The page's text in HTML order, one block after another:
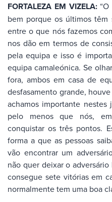
FORTALEZA EM VIZELA:“O
bem porque os últimos
entre o que nós fazemos
nos dão em termos de
pela equipa e isso é
equipa camaleónica. Se
fora, ambos em casa de
desfasamento grande,
achamos importante
pelo menos que nós,
conquistar os três pontos.
forma a que as pessoas
vão encontrar um
não quer deixar o
consegue sete vitórias em
normalmente tem uma boa